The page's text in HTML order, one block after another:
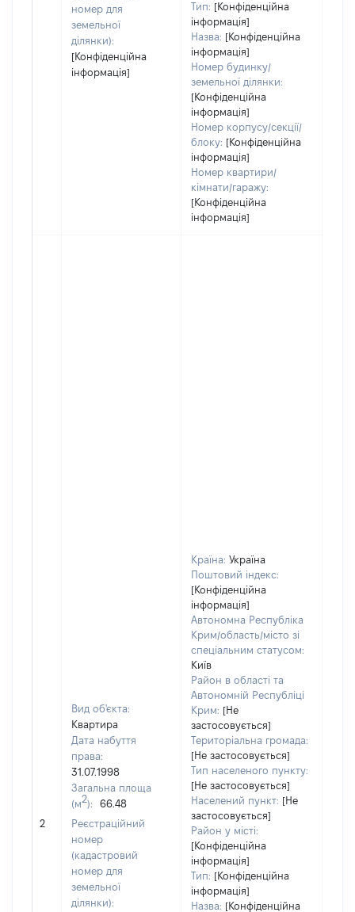
номер для
земельної
ділянки):
[Конфіденційна
інформація]
Тип: [Конфіденційна
інформація]
Назва: [Конфіденційна
інформація]
Номер будинку/
земельної ділянки:
[Конфіденційна
інформація]
Номер корпусу/секції/
блоку: [Конфіденційна
інформація]
Номер квартири/
кімнати/гаражу:
[Конфіденційна
інформація]
2
Вид об'єкта:
Квартира
Дата набуття
права:
31.07.1998
Загальна площа
(м2):
66.48
Реєстраційний
номер
(кадастровий
номер для
земельної
ділянки):
Країна: Україна
Поштовий індекс:
[Конфіденційна
інформація]
Автономна Республіка
Крим/область/місто зі
спеціальним статусом:
Київ
Район в області та
Автономній Республіці
Крим: [Не
застосовується]
Територіальна громада:
[Не застосовується]
Тип населеного пункту:
[Не застосовується]
Населений пункт: [Не
застосовується]
Район у місті:
[Конфіденційна
інформація]
Тип: [Конфіденційна
інформація]
Назва: [Конфіденційна